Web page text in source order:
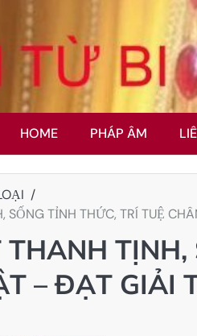
HOME PHÁP ÂM
SỐNG TỈNH THỨC, TRÍ TUỆ
TỊNH,
– ĐẠT GIẢI